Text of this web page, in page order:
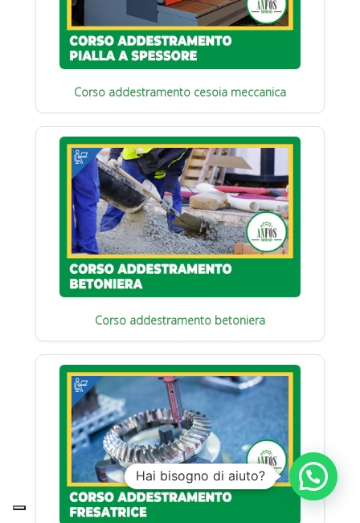
Corso addestramento cesoia meccanica
Corso addestramento betoniera
Hai bisogno di aiuto?